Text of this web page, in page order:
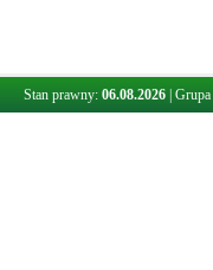
Stan prawny: 06.08.2026